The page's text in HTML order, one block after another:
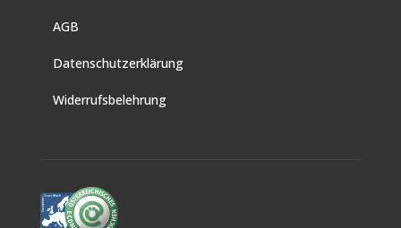
AGB
Datenschutzerklärung
Widerrufsbelehrung